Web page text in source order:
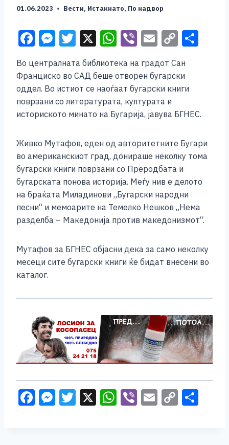
01.06.2023 Вести, Истакнато, По надвор
F
c
e
b
o
o
k
M
ss
e
n
g
er
T
wi
tt
er
X W
at
s
A
p
p
Vi
er
E
ai
l
C
p
y
n
k
Во централната библиотека на градот Сан
Франциско во САД беше отворен бугарски
оддел. Во истиот се наоѓаат бугарски книги
поврзани со литературата, културата и
историското минато на Бугарија, јавува БГНЕС.
Живко Мутафов, еден од авторитетните Бугари
во американскиот град, донираше неколку тома
бугарски книги поврзани со Преродбата и
бугарската понова историја. Меѓу нив е делото
на браќата Миладинови „Бугарски народни
песни“ и мемоарите на Темелко Нешков „Нема
разделба – Македонија против македонизмот“.
Мутафов за БГНЕС објасни дека за само неколку
месеци сите бугарски книги ќе бидат внесени во
каталог.
F M T X W Vi E C